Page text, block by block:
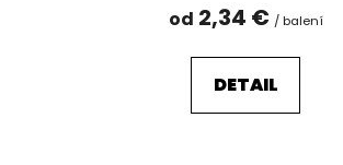
od 2,34 € / balení
DETAIL